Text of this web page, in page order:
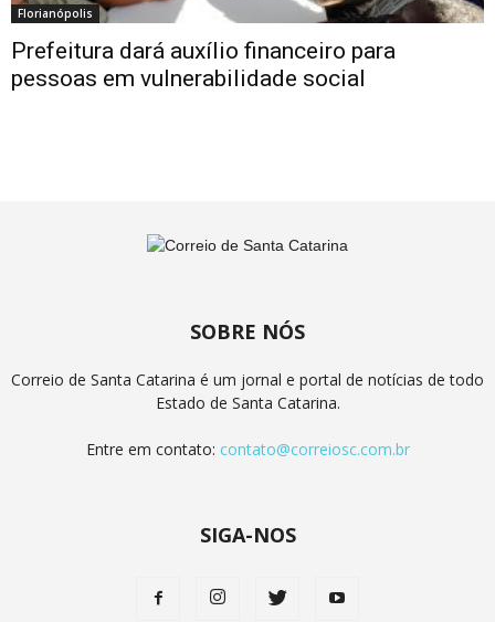
Florianópolis
Prefeitura dará auxílio financeiro para
pessoas em vulnerabilidade social
SOBRE NÓS
Correio de Santa Catarina é um jornal e portal de notícias de todo
Estado de Santa Catarina.
Entre em contato: contato@correiosc.com.br
SIGA-NOS